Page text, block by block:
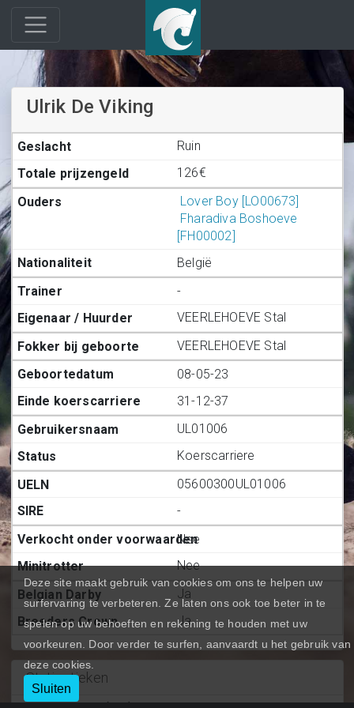
Ulrik De Viking
Ruin
126€
Lover Boy [LO00673]
Fharadiva Boshoeve
[FH00002]
België
-
VEERLEHOEVE Stal
VEERLEHOEVE Stal
08-05-23
31-12-37
UL01006
Koerscarriere
05600300UL01006
-
Nee
Nee
Ja
Ja
Statiestieken
Deze site maakt gebruik van cookies om ons te helpen uw
surfervaring te verbeteren. Ze laten ons ook toe beter in te
spelen op uw behoeften en rekening te houden met uw
voorkeuren. Door verder te surfen, aanvaardt u het gebruik van
deze cookies.
Sluiten